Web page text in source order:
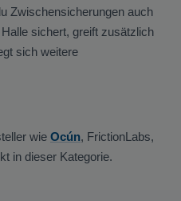
Zwischensicherungen auch
sichert, greift zusätzlich
sich weitere
wie Ocún, FrictionLabs,
in dieser Kategorie.